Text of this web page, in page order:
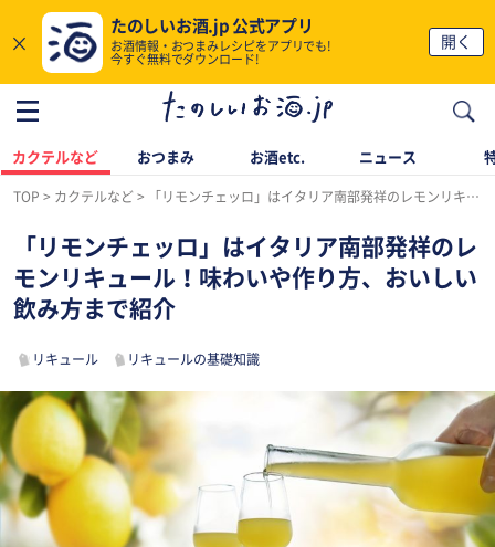
×
たのしいお酒.jp 公式アプリ
お酒情報・おつまみレシピをアプリでも!
今すぐ無料でダウンロード!
開く
カクテルなど おつまみ お酒etc. ニュース
TOP カクテルなど 「リモンチェッロ」はイタリア南部発祥のレモンリキュール！味わいや作り方、おいしい飲み方まで紹介
「リモンチェッロ」はイタリア南部発祥のレ
モンリキュール！味わいや作り方、おいしい
飲み方まで紹介
リキュール リキュールの基礎知識